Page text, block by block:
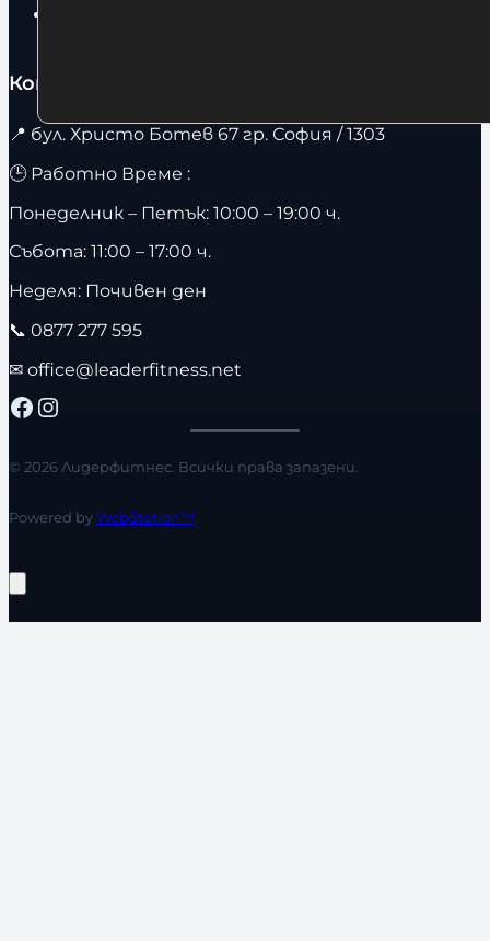
Контакти
📍 бул. Христо Ботев 67 гр. София / 1303
🕒 Работно Време :
Понеделник – Петък: 10:00 – 19:00 ч.
Събота: 11:00 – 17:00 ч.
Неделя: Почивен ден
📞 0877 277 595
✉ office@leaderfitness.net
Facebook Instagram
© 2026 Лидерфитнес. Всички права запазени.
Powered byWebStation™